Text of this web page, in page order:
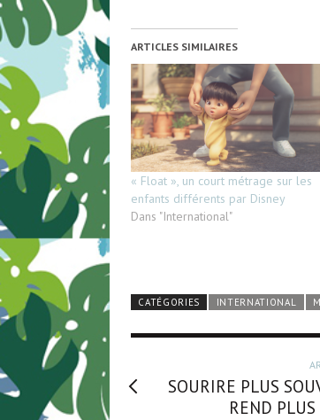
ARTICLES SIMILAIRES
« Float », un court métrage sur les
enfants différents par Disney
Dans "International"
CATÉGORIES INTERNATIONAL
SOURIRE PLUS
REND